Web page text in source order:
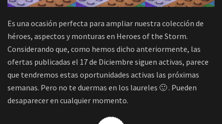
Es una ocasión perfecta para ampliar nuestra colección de
héroes, aspectos y monturas en Heroes of the Storm.
Considerando que, como hemos dicho anteriormente, las
ofertas publicadas el 17 de Diciembre siguen activas, parece
que tendremos estas oportunidades activas las próximas
semanas. Pero no te duermas en los laureles 🙂 . Pueden
desaparecer en cualquier momento.